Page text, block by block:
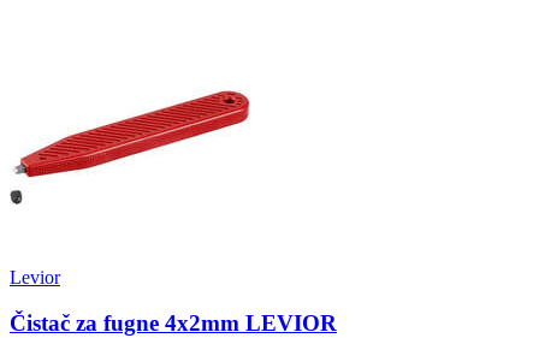
Levior
Čistač za fugne 4x2mm LEVIOR